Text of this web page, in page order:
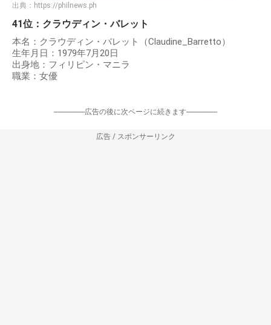
出典： https://philnews.ph
41位：クラウディン・バレット
本名：クラウディン・バレット（Claudine_Barretto）
生年月日：1979年7月20日
出身地：フィリピン・マニラ
職業：女優
-----------------広告の後に次ページに続きます-----------------
広告 / スポンサーリンク